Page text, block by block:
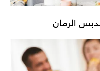
الرمان